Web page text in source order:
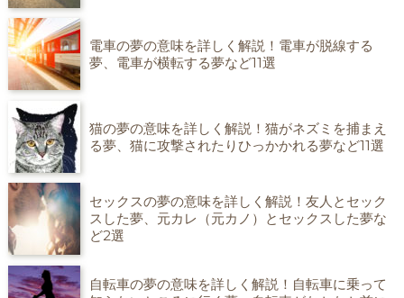
電車の夢の意味を詳しく解説！電車が脱線する
夢、電車が横転する夢など11選
猫の夢の意味を詳しく解説！猫がネズミを捕まえ
る夢、猫に攻撃されたりひっかかれる夢など11選
セックスの夢の意味を詳しく解説！友人とセック
スした夢、元カレ（元カノ）とセックスした夢な
ど2選
自転車の夢の意味を詳しく解説！自転車に乗って